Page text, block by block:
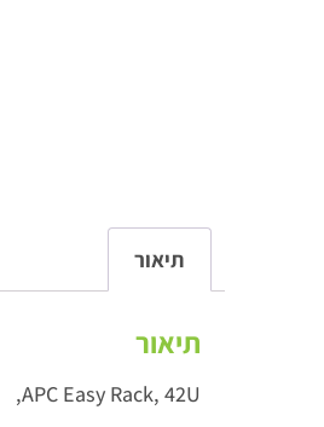
תיאור
תיאור
APC Easy Rack, 42U,